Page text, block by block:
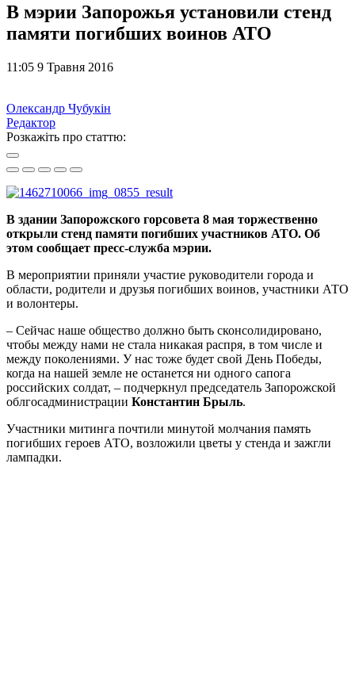
В мэрии Запорожья установили стенд
памяти погибших воинов АТО
11:05 9 Травня 2016
Олександр Чубукін
Редактор
Розкажіть про статтю:
В здании Запорожского горсовета 8 мая торжественно
открыли стенд памяти погибших участников АТО. Об
этом сообщает пресс-служба мэрии.
В мероприятии приняли участие руководители города и
области, родители и друзья погибших воинов, участники АТО
и волонтеры.
– Сейчас наше общество должно быть сконсолидировано,
чтобы между нами не стала никакая распря, в том числе и
между поколениями. У нас тоже будет свой День Победы,
когда на нашей земле не останется ни одного сапога
российских солдат, – подчеркнул председатель Запорожской
облгосадминистрации Константин Брыль.
Участники митинга почтили минутой молчания память
погибших героев АТО, возложили цветы у стенда и зажгли
лампадки.